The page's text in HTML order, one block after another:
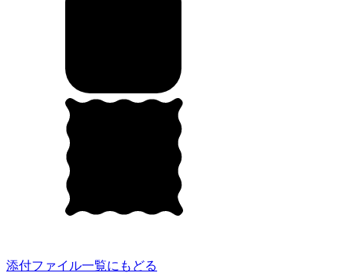
添付ファイル一覧にもどる